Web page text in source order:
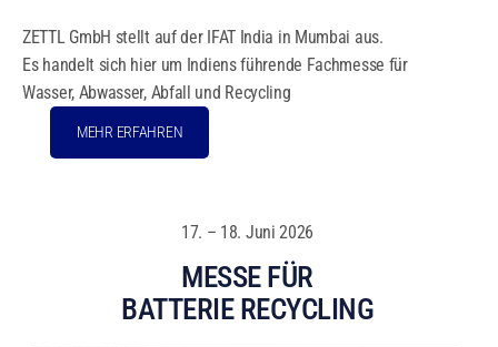
ZETTL GmbH stellt auf der IFAT India in Mumbai aus.
Es handelt sich hier um Indiens führende Fachmesse für
Wasser, Abwasser, Abfall und Recycling
MEHR ERFAHREN
17. – 18. Juni 2026
MESSE FÜR
BATTERIE RECYCLING